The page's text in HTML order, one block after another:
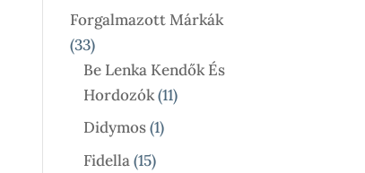
Termék
Forgalmazott Márkák
3333
Termék
Be Lenka Kendők És
Hordozók 1111
Didymos 11
Fidella 1515